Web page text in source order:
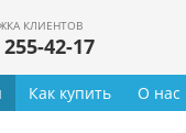
КЛИЕНТОВ
42-17
Как купить О нас